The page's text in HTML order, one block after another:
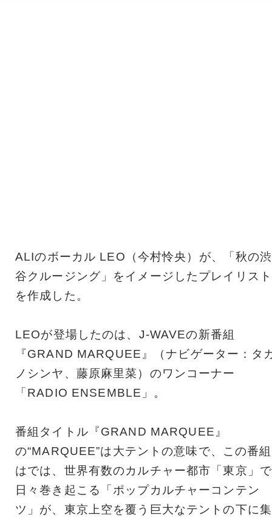
ALIのボーカル LEO（今村怜央）が、「秋の渋
谷クルージング」をイメージしたプレイリスト
を作成した。
LEOが登場したのは、J-WAVEの新番組
『GRAND MARQUEE』（ナビゲーター：タ
ノシンヤ、藤原麻里菜）のワンコーナー
「RADIO ENSEMBLE」。
番組タイトル『GRAND MARQUEE』
の“MARQUEE”は大テントの意味で、この番組
はでは、世界有数のカルチャー都市「東京」で
日々巻き起こる「ポップカルチャーコンテン
ツ」が、東京上空を覆う巨大なテントの下に集